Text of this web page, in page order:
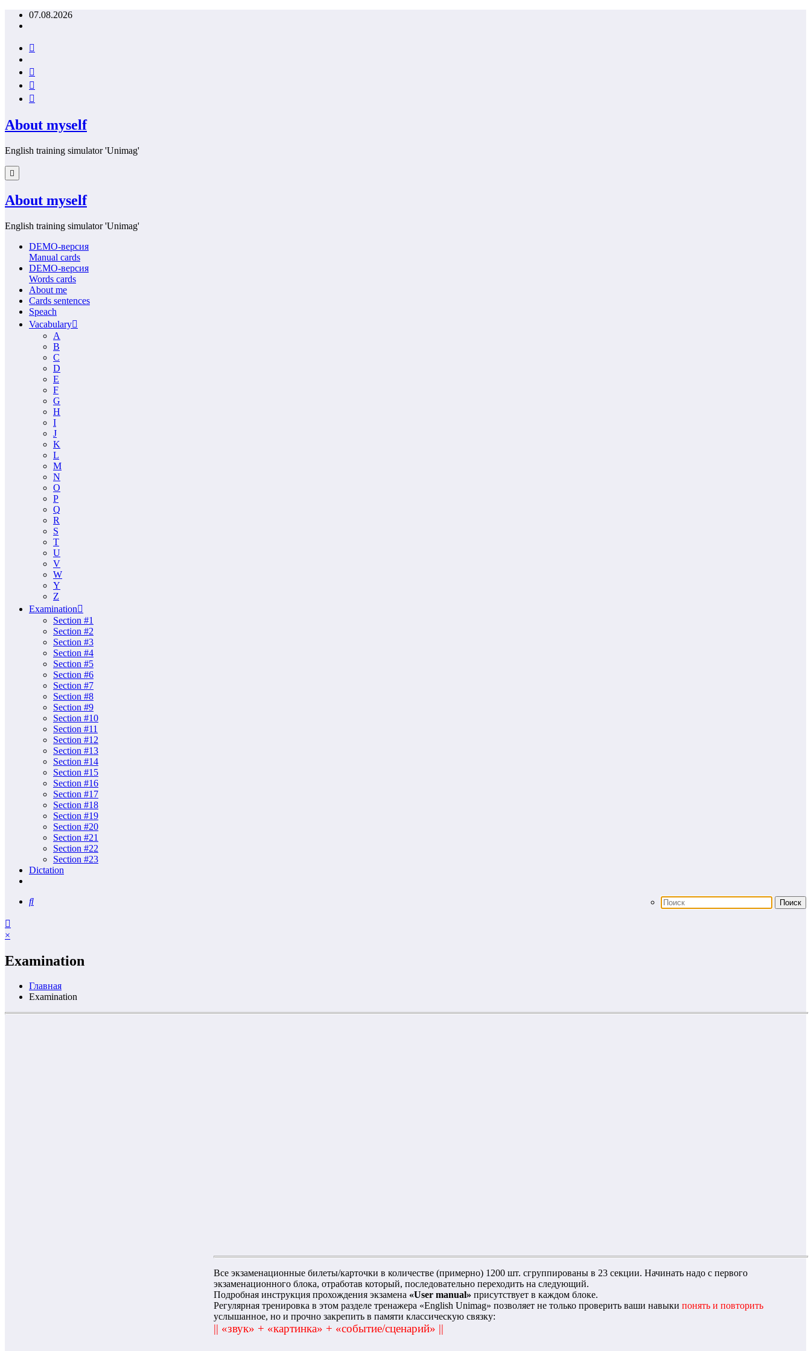
Перейти07.08.2026
About myself
English training simulator 'Unimag'
About myself
English training simulator 'Unimag'
DEMO-версия
Manual cards
DEMO-версия
Words cards
About me
Cards sentences
Speach
Vacabulary
A
B
C
D
E
F
G
H
I
J
K
L
M
N
O
P
Q
R
S
T
U
V
W
Y
Z
Examination
Section #1
Section #2
Section #3
Section #4
Section #5
Section #6
Section #7
Section #8
Section #9
Section #10
Section #11
Section #12
Section #13
Section #14
Section #15
Section #16
Section #17
Section #18
Section #19
Section #20
Section #21
Section #22
Section #23
Dictation
×
Examination
Главная
Examination
Все экзаменационные билеты/карточки в количестве (примерно) 1200 шт. сгруппированы в 23 секции. Начинать надо с первого
экзаменационного блока, отработав который, последовательно переходить на следующий.
Подробная инструкция прохождения экзамена «User manual» присутствует в каждом блоке.
Регулярная тренировка в этом разделе тренажера «English Unimag» позволяет не только проверить ваши навыкипонять и повторить
услышанное, но и прочно закрепить в памяти классическую связку:
|| «звук» + «картинка» + «событие/сценарий» ||